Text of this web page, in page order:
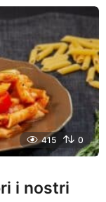
415 0
i nostri